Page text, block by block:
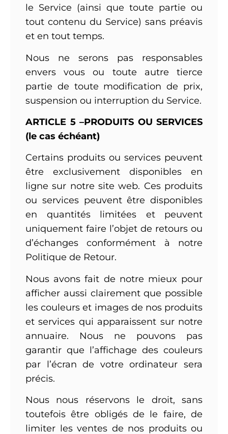
le Service (ainsi que toute partie ou
tout contenu du Service) sans préavis
et en tout temps.
Nous ne serons pas responsables
envers vous ou toute autre tierce
partie de toute modification de prix,
suspension ou interruption du Service.
ARTICLE 5 –PRODUITS OU SERVICES
(le cas échéant)
Certains produits ou services peuvent
être exclusivement disponibles en
ligne sur notre site web. Ces produits
ou services peuvent être disponibles
en quantités limitées et peuvent
uniquement faire l’objet de retours ou
d’échanges conformément à notre
Politique de Retour.
Nous avons fait de notre mieux pour
afficher aussi clairement que possible
les couleurs et images de nos produits
et services qui apparaissent sur notre
annuaire. Nous ne pouvons pas
garantir que l’affichage des couleurs
par l’écran de votre ordinateur sera
précis.
Nous nous réservons le droit, sans
toutefois être obligés de le faire, de
limiter les ventes de nos produits ou